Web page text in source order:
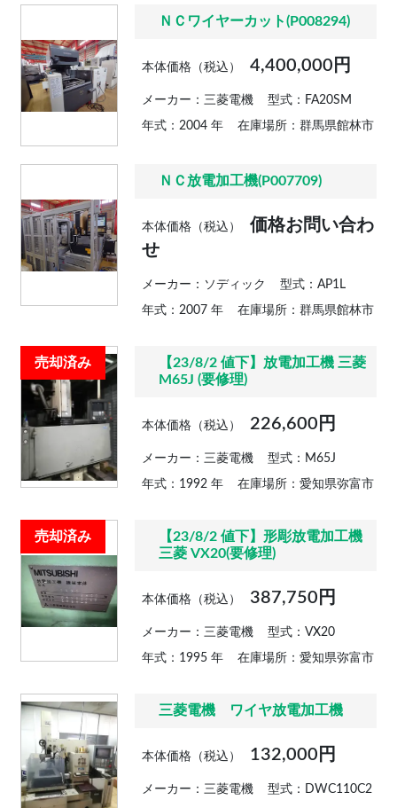
ＮＣワイヤーカット(P008294)
本体価格（税込） 4,400,000円
メーカー：三菱電機 型式：FA20SM
年式：2004 年 在庫場所：群馬県館林市
ＮＣ放電加工機(P007709)
本体価格（税込）
価格お問い合わ
せ
メーカー：ソディック 型式：AP1L
年式：2007 年 在庫場所：群馬県館林市
売却済み
【23/8/2 値下】放電加工機 三菱
M65J (要修理)
本体価格（税込） 226,600円
メーカー：三菱電機 型式：M65J
年式：1992 年 在庫場所：愛知県弥富市
売却済み
【23/8/2 値下】形彫放電加工機
三菱 VX20(要修理)
本体価格（税込） 387,750円
メーカー：三菱電機 型式：VX20
年式：1995 年 在庫場所：愛知県弥富市
三菱電機 ワイヤ放電加工機
本体価格（税込） 132,000円
メーカー：三菱電機 型式：DWC110C2